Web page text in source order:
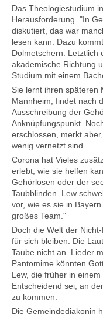
Das Theologiestudium
Herausforderung. "In
diskutiert, das war
lesen kann. Dazu
Dolmetschern. Letztlich
akademische Richtung
Studium mit einem
Sie lernt ihren späteren
Mannheim, findet nach
Ausschreibung der
Anknüpfungspunkt.
erschlossen, merkt
wenig vernetzt sind.
Corona hat Vieles
erlebt, wie sie helfen
Gehörlosen oder der
Taubblinden. Lew
vor, wie es sie in
großes Team."
Doch die Welt der
für sich bleiben. Die
Taube nicht an. Lieder
Pantomime könnten
Lew, die früher in
Entscheidend sei, an
zu kommen.
Die Gemeindediakonin